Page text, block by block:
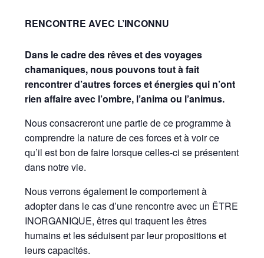
RENCONTRE AVEC L’INCONNU
Dans le cadre des rêves et des voyages
chamaniques, nous pouvons tout à fait
rencontrer d’autres forces et énergies qui n’ont
rien affaire avec l’ombre, l’anima ou l’animus.
Nous consacreront une partie de ce programme à
comprendre la nature de ces forces et à voir ce
qu’il est bon de faire lorsque celles-ci se présentent
dans notre vie.
Nous verrons également le comportement à
adopter dans le cas d’une rencontre avec un ÊTRE
INORGANIQUE, êtres qui traquent les êtres
humains et les séduisent par leur propositions et
leurs capacités.